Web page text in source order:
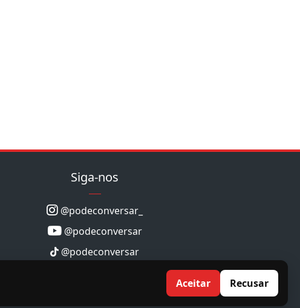
Siga-nos
@podeconversar_
@podeconversar
@podeconversar
Aceitar Recusar